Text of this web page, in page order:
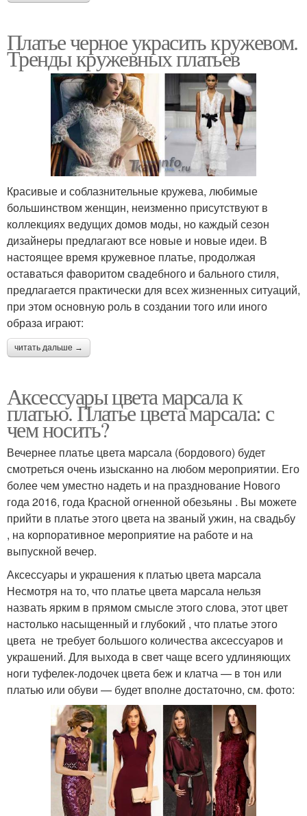
Платье черное украсить кружевом.
Тренды кружевных платьев
Красивые и соблазнительные кружева, любимые
большинством женщин, неизменно присутствуют в
коллекциях ведущих домов моды, но каждый сезон
дизайнеры предлагают все новые и новые идеи. В
настоящее время кружевное платье, продолжая
оставаться фаворитом свадебного и бального стиля,
предлагается практически для всех жизненных ситуаций,
при этом основную роль в создании того или иного
образа играют:
читать дальше →
Аксессуары цвета марсала к
платью. Платье цвета марсала: с
чем носить?
Вечернее платье цвета марсала (бордового) будет
смотреться очень изысканно на любом мероприятии. Его
более чем уместно надеть и на празднование Нового
года 2016, года Красной огненной обезьяны . Вы можете
прийти в платье этого цвета на званый ужин, на свадьбу
, на корпоративное мероприятие на работе и на
выпускной вечер.
Аксессуары и украшения к платью цвета марсала
Несмотря на то, что платье цвета марсала нельзя
назвать ярким в прямом смысле этого слова, этот цвет
настолько насыщенный и глубокий , что платье этого
цвета не требует большого количества аксессуаров и
украшений. Для выхода в свет чаще всего удлиняющих
ноги туфелек-лодочек цвета беж и клатча — в тон или
платью или обуви — будет вполне достаточно, см. фото: